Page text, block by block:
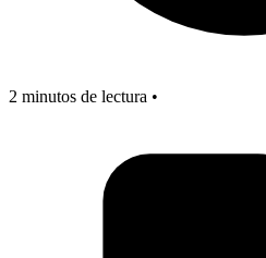
2 minutos de lectura •